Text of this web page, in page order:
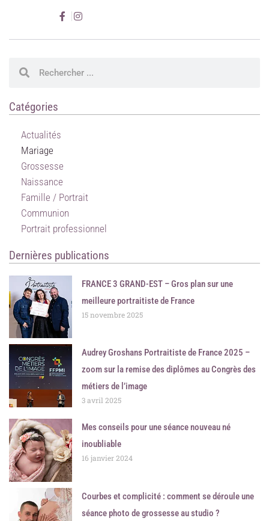
Rechercher
Catégories
Actualités
Mariage
Grossesse
Naissance
Famille / Portrait
Communion
Portrait professionnel
Dernières publications
FRANCE 3 GRAND-EST – Gros plan sur une
meilleure portraitiste de France
15 novembre 2025
Audrey Groshans Portraitiste de France 2025 –
zoom sur la remise des diplômes au Congrès des
métiers de l’image
3 avril 2025
Mes conseils pour une séance nouveau né
inoubliable
16 janvier 2024
Courbes et complicité : comment se déroule une
séance photo de grossesse au studio ?